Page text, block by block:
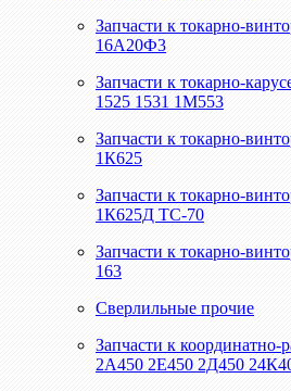
Запчасти к токарно-
16А20Ф3
Запчасти к токарно-
1525 1531 1М553
Запчасти к токарно-
1К625
Запчасти к токарно-
1К625Д ТС-70
Запчасти к токарно-
163
Сверлильные прочие
Запчасти к координатно-
2А450 2Е450 2Д450